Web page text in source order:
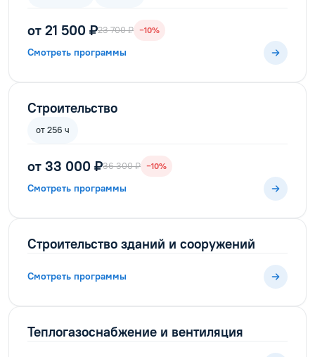
от 21 500 ₽23 700 ₽ −10%
Смотреть программы
Строительство
от 256 ч
от 33 000 ₽36 300 ₽ −10%
Смотреть программы
Строительство зданий и сооружений
Смотреть программы
Теплогазоснабжение и вентиляция